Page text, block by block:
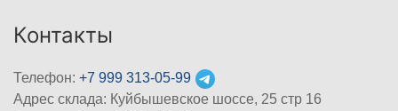
Контакты
Телефон: +7 999 313-05-99
Адрес склада: Куйбышевское шоссе, 25 стр 16